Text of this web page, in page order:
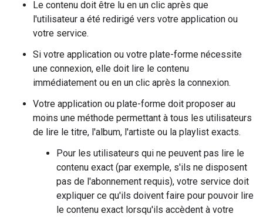
Le contenu doit être lu en un clic après que
l'utilisateur a été redirigé vers votre application ou
votre service.
Si votre application ou votre plate-forme nécessite
une connexion, elle doit lire le contenu
immédiatement ou en un clic après la connexion.
Votre application ou plate-forme doit proposer au
moins une méthode permettant à tous les utilisateurs
de lire le titre, l'album, l'artiste ou la playlist exacts.
Pour les utilisateurs qui ne peuvent pas lire le
contenu exact (par exemple, s'ils ne disposent
pas de l'abonnement requis), votre service doit
expliquer ce qu'ils doivent faire pour pouvoir lire
le contenu exact lorsqu'ils accèdent à votre